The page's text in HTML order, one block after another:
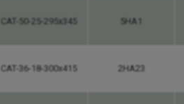
CAT-50-25-295x345 5HA1
CAT-36-18-300x415 2HA23